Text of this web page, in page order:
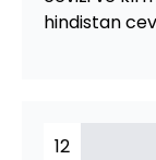
hindistan
12